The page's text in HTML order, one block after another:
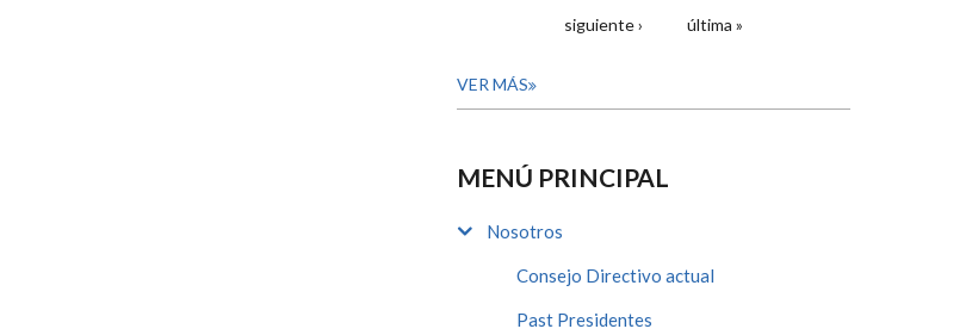
siguiente › última »
VER MÁS
MENÚ PRINCIPAL
Nosotros
Consejo Directivo actual
Past Presidentes